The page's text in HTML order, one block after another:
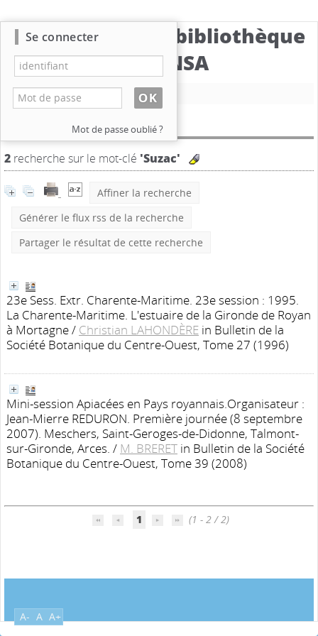
Catalogue de la bibliothèque
du CBNSA
Nouvelle recherche
Résultat de la recherche
2 recherche sur le mot-clé 'Suzac'
Affiner la recherche
Générer le flux rss de la recherche
Partager le résultat de cette recherche
23e Sess. Extr. Charente-Maritime. 23e session : 1995.
La Charente-Maritime. L'estuaire de la Gironde de Royan
à Mortagne/ Christian LAHONDÈRE in Bulletin de la
Société Botanique du Centre-Ouest, Tome 27 (1996)
Mini-session Apiacées en Pays royannais.Organisateur :
Jean-Mierre REDURON. Première journée (8 septembre
2007). Meschers, Saint-Geroges-de-Didonne, Talmont-
sur-Gironde, Arces. / M. BRERET in Bulletin de la Société
Botanique du Centre-Ouest, Tome 39 (2008)
1 (1 - 2 / 2)
A- A A+
Se connecter
Mot de passe oublié ?